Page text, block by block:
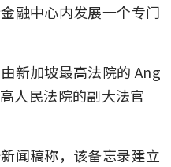
融中心内发展一个专门
新加坡最高法院的 Ang
人民法院的副大法官
闻稿称，该备忘录建立